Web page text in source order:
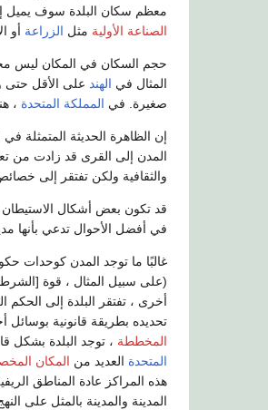
معظم سكان البلدة سوف يميل
الصناعة الأولية مثل الزراعة أو
حجم السكان في المكان ليس
المثال في الهند على الأقل حتى
صغيرة. في المملكة المتحدة ،
إن الظاهرة الحديثة المتمثلة في
المدن إلى القرى قد زادت من
والثقافية ولكن تفتقر إلى
قد تكون بعض أشكال الاستيطان
في أفضل الأحوال تدعي بأنها
غالبًا ما توجد المدن كوحدات
(على سبيل المثال ، قوة
أخرى ، تفتقر البلدة إلى
تحديده بطريقة قانونية
المخططة ، توجد البلدة بشكل
المتحدة العديد من المكان
هذه المراكز عادة المناطق
المدينة والمدينة بالمثل على